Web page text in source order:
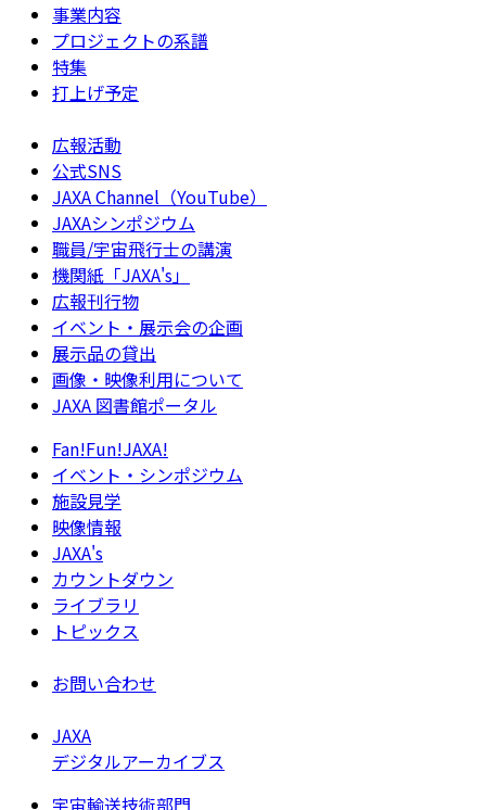
事業内容
プロジェクトの系譜
特集
打上げ予定
広報活動
公式SNS
JAXA Channel（YouTube）
JAXAシンポジウム
職員/宇宙飛行士の講演
機関紙「JAXA's」
広報刊行物
イベント・展示会の企画
展示品の貸出
画像・映像利用について
JAXA 図書館ポータル
Fan!Fun!JAXA!
イベント・シンポジウム
施設見学
映像情報
JAXA's
カウントダウン
ライブラリ
トピックス
お問い合わせ
JAXA
デジタルアーカイブス